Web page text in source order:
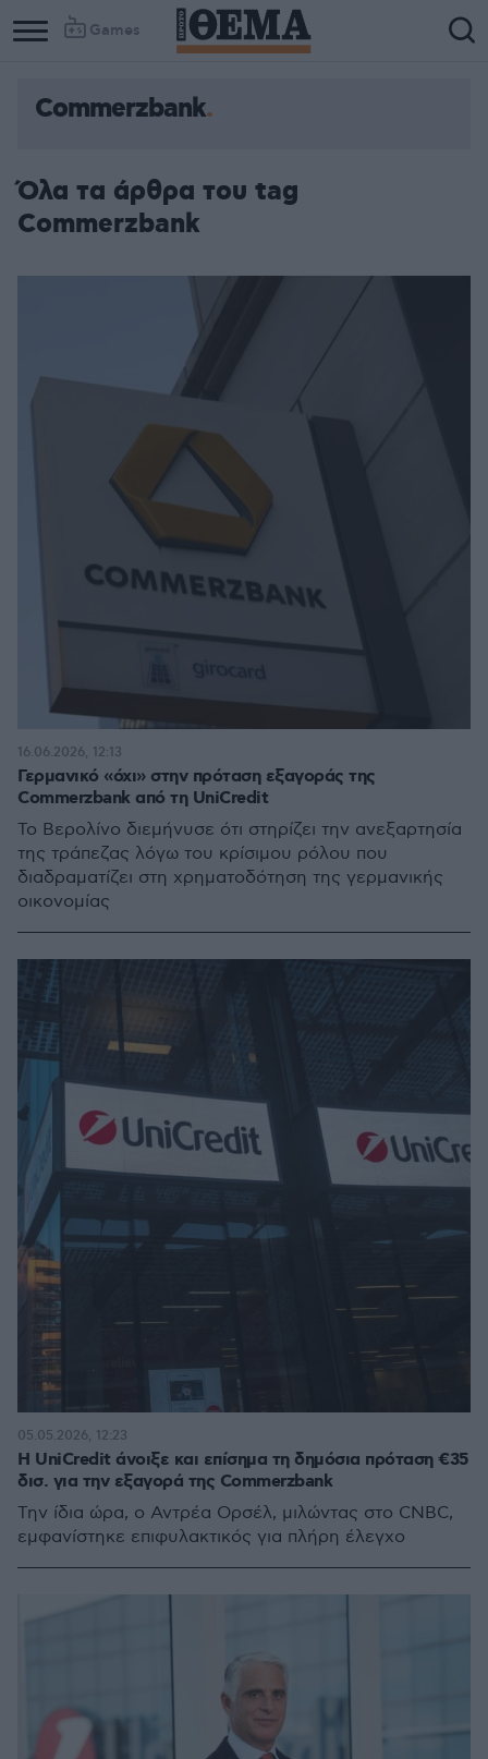
Games
Commerzbank
Όλα τα άρθρα του tag
Commerzbank
Γερμανικό «όχι» στην πρόταση εξαγοράς της
Commerzbank από τη UniCredit
Το Βερολίνο διεμήνυσε ότι στηρίζει την ανεξαρτησία
της τράπεζας λόγω του κρίσιμου ρόλου που
διαδραματίζει στη χρηματοδότηση της γερμανικής
οικονομίας
16.06.2026, 12:13
Η UniCredit άνοιξε και επίσημα τη δημόσια πρόταση €35
δισ. για την εξαγορά της Commerzbank
Την ίδια ώρα, ο Αντρέα Ορσέλ, μιλώντας στο CNBC,
εμφανίστηκε επιφυλακτικός για πλήρη έλεγχο
05.05.2026, 12:23